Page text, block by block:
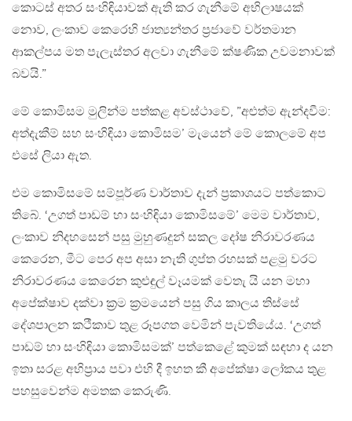
කොටස් අතර සංහිඳියාවක් ඇති කර ගැනීමේ අභිලාෂයක්
නොව, ලංකාව කෙරෙහි ජාත්‍යන්තර ප්‍රජාවේ වර්තමාන
ආකල්පය මත පැලැස්තර අලවා ගැනීමේ ක්ෂණික උවමනාවක්
බවයි.”
මේ කොමිසම මුලින්ම පත්කළ අවස්ථාවේ, ”අළුත්ම ඇන්දවීම:
අත්දැකීම් සහ සංහිඳියා කොමිසම’ මැයෙන් මේ කොලමේ අප
එසේ ලියා ඇත.
එම කොමිසමේ සම්පූර්ණ වාර්තාව දැන් ප්‍රකාශයට පත්කොට
තිබේ. ‘උගත් පාඩම් හා සංහිඳියා කොමිසමේ’ මෙම වාර්තාව,
ලංකාව නිදහසෙන් පසු මුහුණදුන් සකල දෝෂ නිරාවරණය
කෙරෙන, මීට පෙර අප අසා නැති ගුප්ත රහසක් පළමු වරට
නිරාවරණය කෙරෙන කුළුඳුල් වෑයමක් වෙතැ යි යන මහා
අපේක්ෂාව දක්වා ක්‍රම ක්‍රමයෙන් පසු ගිය කාලය තිස්සේ
දේශපාලන කථීකාව තුළ රූපගත වෙමින් පැවතියේය. ‘උගත්
පාඩම් හා සංහිඳියා කොමිසමක්’ පත්කෙළේ කුමක් සඳහා ද යන
ඉතා සරළ අභිප්‍රාය පවා එහි දී ඉහත කී අපේක්ෂා ලෝකය තුළ
පහසුවෙන්ම අමතක කෙරුණි.